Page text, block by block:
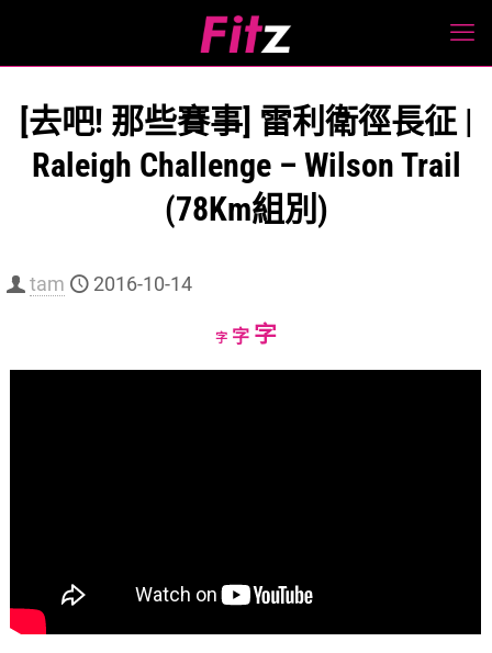
[去吧! 那些賽事] 雷利衛徑長征 |
Raleigh Challenge – Wilson Trail
(78Km組別)
tam 2016-10-14
字Decrease
字Reset
字Increase